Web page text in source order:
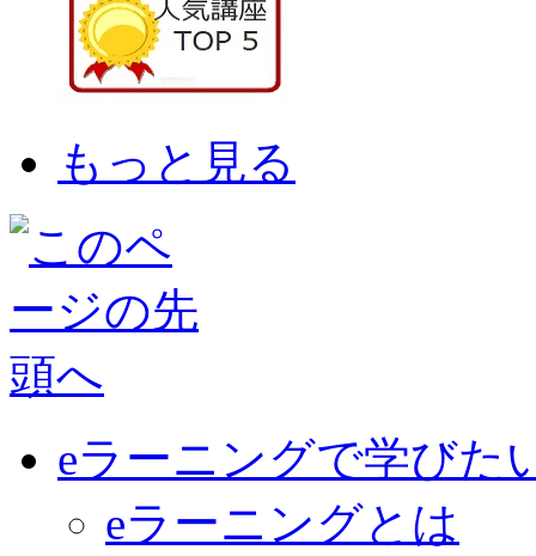
もっと見る
eラーニングで学びた
eラーニングとは